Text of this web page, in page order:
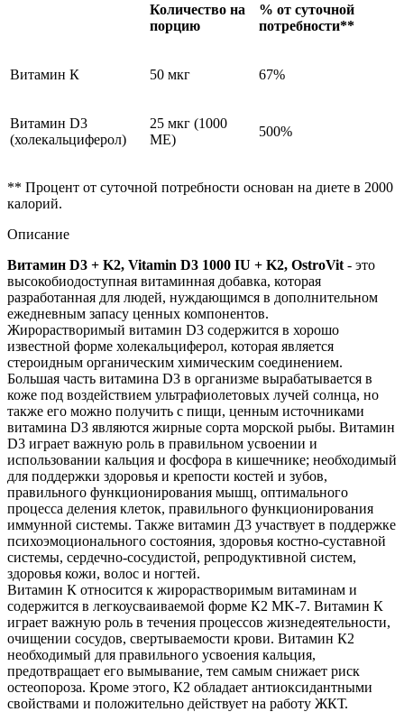
Количество на
порцию
% от суточной
потребности**
Витамин К 50 мкг 67%
Витамин D3
(холекальциферол)
25 мкг (1000
МЕ)
500%
** Процент от суточной потребности основан на диете в 2000
калорий.
Описание
Витамин D3 + K2, Vitamin D3 1000 IU + K2, OstroVit - это
высокобиодоступная витаминная добавка, которая
разработанная для людей, нуждающимся в дополнительном
ежедневным запасу ценных компонентов.
Жирорастворимый витамин D3 содержится в хорошо
известной форме холекальциферол, которая является
стероидным органическим химическим соединением.
Большая часть витамина D3 в организме вырабатывается в
коже под воздействием ультрафиолетовых лучей солнца, но
также его можно получить с пищи, ценным источниками
витамина D3 являются жирные сорта морской рыбы. Витамин
D3 играет важную роль в правильном усвоении и
использовании кальция и фосфора в кишечнике; необходимый
для поддержки здоровья и крепости костей и зубов,
правильного функционирования мышц, оптимального
процесса деления клеток, правильного функционирования
иммунной системы. Также витамин Д3 участвует в поддержке
психоэмоционального состояния, здоровья костно-суставной
системы, сердечно-сосудистой, репродуктивной систем,
здоровья кожи, волос и ногтей.
Витамин К относится к жирорастворимым витаминам и
содержится в легкоусваиваемой форме К2 MK-7. Витамин К
играет важную роль в течения процессов жизнедеятельности,
очищении сосудов, свертываемости крови. Витамин К2
необходимый для правильного усвоения кальция,
предотвращает его вымывание, тем самым снижает риск
остеопороза. Кроме этого, К2 обладает антиоксидантными
свойствами и положительно действует на работу ЖКТ.